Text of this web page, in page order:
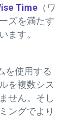
Time （ワ
ズを満たす
ます。
を使用する
を複数シス
せん。そし
ングでより